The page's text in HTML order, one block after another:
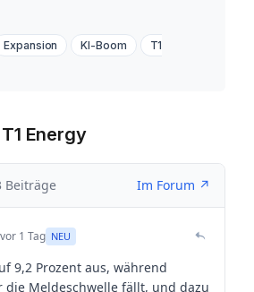
Expansion KI-Boom
T1
Energy